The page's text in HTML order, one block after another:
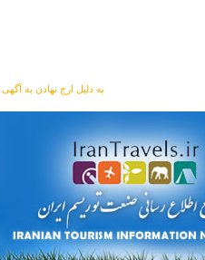
به دلیل ارج نهادن به آگهی مشتریان، در این بخش